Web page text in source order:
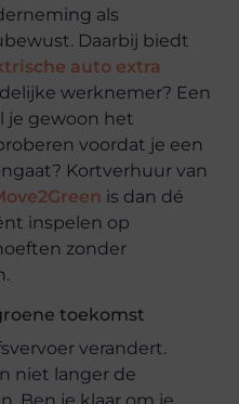
als
Daarbij biedt
auto extra
werknemer? Een
je gewoon het
voordat je een
Kortverhuur van
is dan dé
inspelen op
zonder
toekomst
verandert.
niet langer de